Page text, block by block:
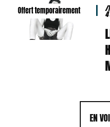
Offert temporairement /
4
EN